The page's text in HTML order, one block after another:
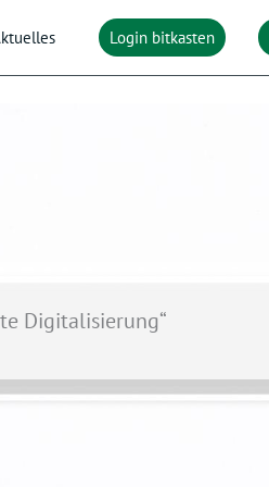
Login bitkasten
Digitalisierung“